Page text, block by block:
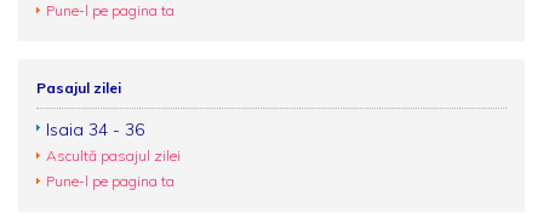
Pune-l pe pagina ta
Pasajul zilei
Isaia 34 - 36
Ascultă pasajul zilei
Pune-l pe pagina ta